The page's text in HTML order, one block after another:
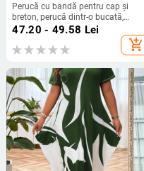
Perucă cu bandă pentru cap și
breton, perucă dintr-o bucată,
Breton Qi, fibre rezistente la căldură,
47.20 - 49.58 Lei
add_shopping_cart